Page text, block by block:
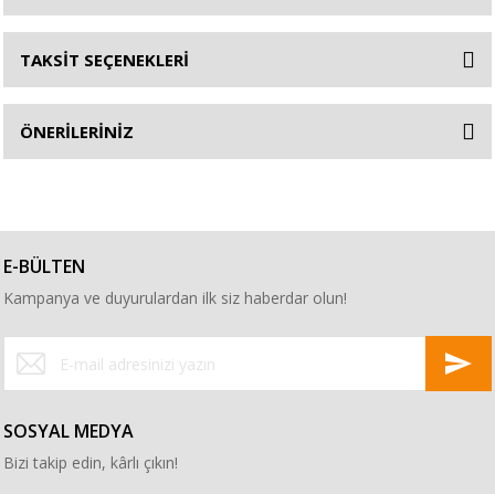
TAKSİT SEÇENEKLERİ
ÖNERİLERİNİZ
E-BÜLTEN
Kampanya ve duyurulardan ilk siz haberdar olun!
SOSYAL MEDYA
Bizi takip edin, kârlı çıkın!